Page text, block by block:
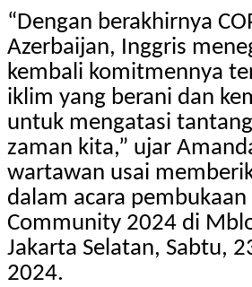
“Dengan berakhirnya
Azerbaijan, Inggris
kembali komitmennya
iklim yang berani dan
untuk mengatasi
zaman kita,” ujar
wartawan usai
dalam acara pembukaan
Community 2024 di
Jakarta Selatan, Sabtu,
2024.